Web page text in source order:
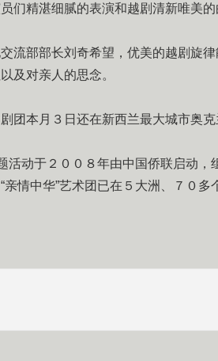
们精湛细腻的表演和越剧清新唯美的
部部长刘奇希望，优美的越剧旋律
及对亲人的思念。
本月３日还在新西兰最大城市奥克
动于２００８年由中国侨联启动，
亲情中华”艺术团已在５大洲、７０